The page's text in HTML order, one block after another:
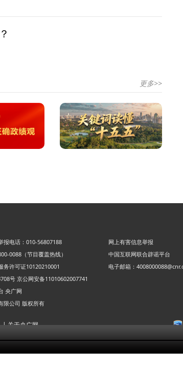
更多>>
报电话：010-56807188
网上有害信息举报
0088（节目覆盖热线）
中国互联网联合辟谣平台
务许可证10120210001
电子邮箱：
号 京公网安备11010602007741
央广网
限公司 版权所有
| 关于央广网